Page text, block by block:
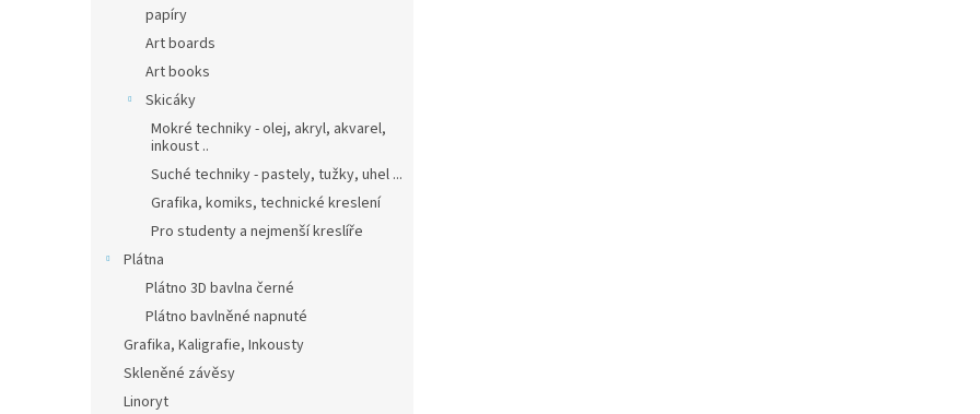
papíry
Art boards
Art books
Skicáky
Mokré techniky - olej, akryl, akvarel,
inkoust ..
Suché techniky - pastely, tužky, uhel ...
Grafika, komiks, technické kreslení
Pro studenty a nejmenší kreslíře
Plátna
Plátno 3D bavlna černé
Plátno bavlněné napnuté
Grafika, Kaligrafie, Inkousty
Skleněné závěsy
Linoryt